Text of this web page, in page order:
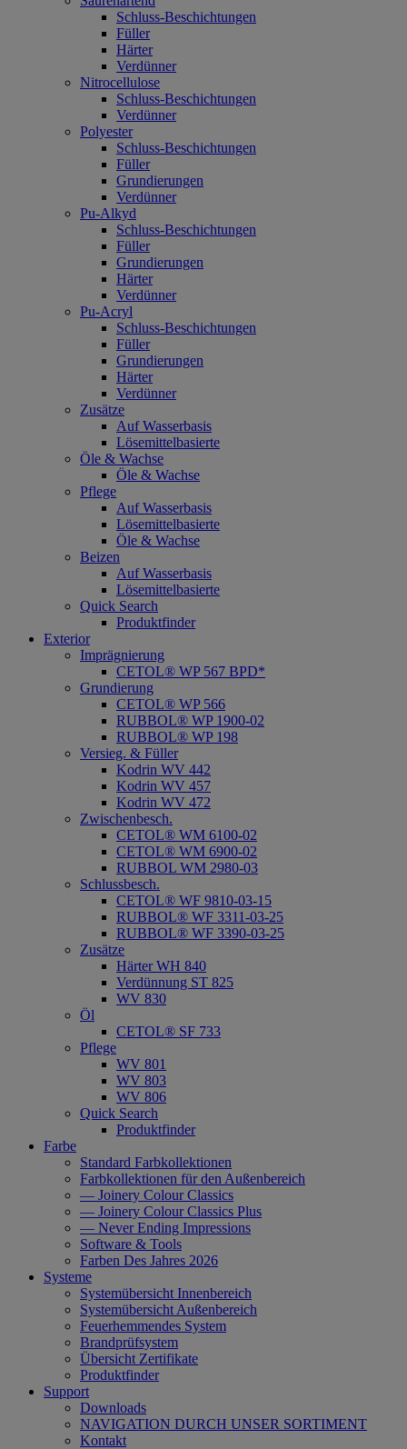
Schluss-Beschichtungen
Füller
Härter
Verdünner
Nitrocellulose
Schluss-Beschichtungen
Verdünner
Polyester
Schluss-Beschichtungen
Füller
Grundierungen
Verdünner
Pu-Alkyd
Schluss-Beschichtungen
Füller
Grundierungen
Härter
Verdünner
Pu-Acryl
Schluss-Beschichtungen
Füller
Grundierungen
Härter
Verdünner
Zusätze
Auf Wasserbasis
Lösemittelbasierte
Öle & Wachse
Öle & Wachse
Pflege
Auf Wasserbasis
Lösemittelbasierte
Öle & Wachse
Beizen
Auf Wasserbasis
Lösemittelbasierte
Quick Search
Produktfinder
Exterior
Imprägnierung
CETOL® WP 567 BPD*
Grundierung
CETOL® WP 566
RUBBOL® WP 1900-02
RUBBOL® WP 198
Versieg. & Füller
Kodrin WV 442
Kodrin WV 457
Kodrin WV 472
Zwischenbesch.
CETOL® WM 6100-02
CETOL® WM 6900-02
RUBBOL WM 2980-03
Schlussbesch.
CETOL® WF 9810-03-15
RUBBOL® WF 3311-03-25
RUBBOL® WF 3390-03-25
Zusätze
Härter WH 840
Verdünnung ST 825
WV 830
Öl
CETOL® SF 733
Pflege
WV 801
WV 803
WV 806
Quick Search
Produktfinder
Farbe
Standard Farbkollektionen
Farbkollektionen für den Außenbereich
— Joinery Colour Classics
— Joinery Colour Classics Plus
— Never Ending Impressions
Software & Tools
Farben Des Jahres 2026
Systeme
Systemübersicht Innenbereich
Systemübersicht Außenbereich
Feuerhemmendes System
Brandprüfsystem
Übersicht Zertifikate
Produktfinder
Support
Downloads
NAVIGATION DURCH UNSER SORTIMENT
Kontakt